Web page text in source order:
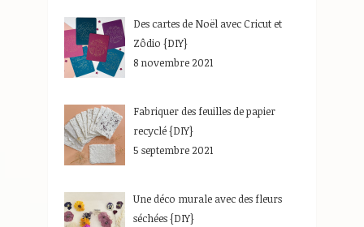
Des cartes de Noël avec Cricut et
Zôdio {DIY}
8 novembre 2021
Fabriquer des feuilles de papier
recyclé {DIY}
5 septembre 2021
Une déco murale avec des fleurs
séchées {DIY}